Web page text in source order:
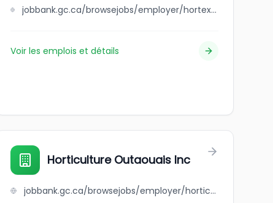
jobbank.gc.ca/browsejobs/employer/hortex%2Cles+specialistes+de+l%27horticulture+inc./ca
Voir les emplois et détails
services
Horticulture Outaouais Inc
jobbank.gc.ca/browsejobs/employer/horticulture+outaouais+inc/ca